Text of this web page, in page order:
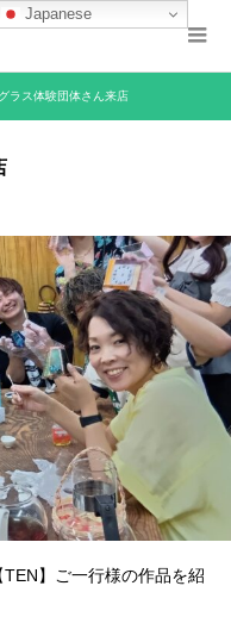
ラス体験団体さん来店
】ご一行様の作品を紹
Japanese